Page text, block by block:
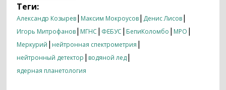
Теги:
Александр Козырев| Максим Мокроусов| Денис Лисов|
Игорь Митрофанов| МГНС | ФЕБУС | БепиКоломбо | MPO |
Меркурий | нейтронная спектрометрия |
нейтронный детектор | водяной лед|
ядерная планетология